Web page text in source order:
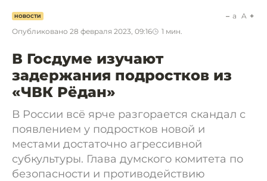
НОВОСТИ
Опубликовано 28 февраля 2023, 09:16 1 мин.
a A
В Госдуме изучают
задержания подростков из
«ЧВК Рёдан»
В России всё ярче разгорается скандал с
появлением у подростков новой и
местами достаточно агрессивной
субкультуры. Глава думского комитета по
безопасности и противодействию